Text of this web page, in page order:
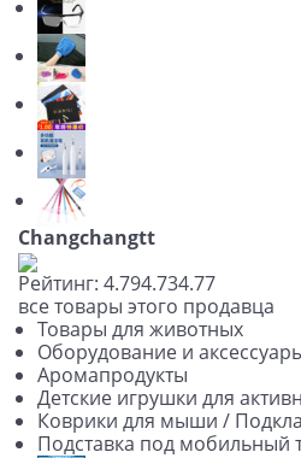
Changchangtt
Рейтинг: 4.794.734.77
все товары этого продавца
Товары для животных
Оборудование и
Аромапродукты
Детские игрушки для
Коврики для мыши /
Подставка под мобильный